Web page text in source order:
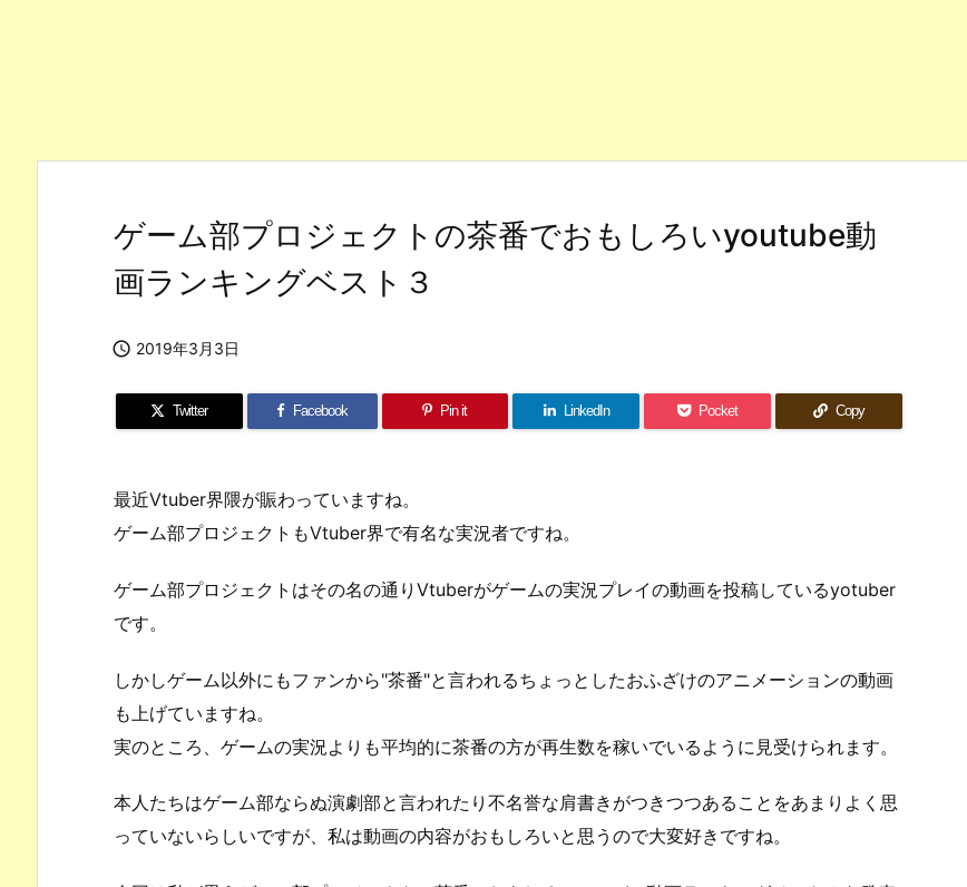
ゲーム部プロジェクトの茶番でおもしろいyoutube動
画ランキングベスト３
 2019年3月3日
Twitter Facebook Pin it LinkedIn Pocket Copy
最近Vtuber界隈が賑わっていますね。
ゲーム部プロジェクトもVtuber界で有名な実況者ですね。
ゲーム部プロジェクトはその名の通りVtuberがゲームの実況プレイの動画を投稿しているyotuber
です。
しかしゲーム以外にもファンから"茶番"と言われるちょっとしたおふざけのアニメーションの動画
も上げていますね。
実のところ、ゲームの実況よりも平均的に茶番の方が再生数を稼いでいるように見受けられます。
本人たちはゲーム部ならぬ演劇部と言われたり不名誉な肩書きがつきつつあることをあまりよく思
っていないらしいですが、私は動画の内容がおもしろいと思うので大変好きですね。